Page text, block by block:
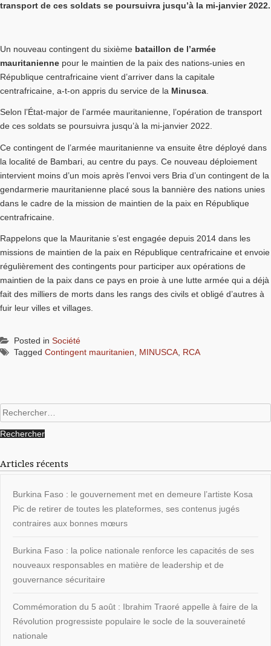
transport de ces soldats se poursuivra jusqu’à la mi-janvier 2022.
Un nouveau contingent du sixième bataillon de l’armée
mauritanienne pour le maintien de la paix des nations-unies en
République centrafricaine vient d’arriver dans la capitale
centrafricaine, a-t-on appris du service de la Minusca
Selon l’État-major de l’armée mauritanienne, l’opération de transport
de ces soldats se poursuivra jusqu’à la mi-janvier 2022.
Ce contingent de l’armée mauritanienne va ensuite être déployé dans
la localité de Bambari, au centre du pays. Ce nouveau déploiement
intervient moins d’un mois après l’envoi vers Bria d’un contingent de la
gendarmerie mauritanienne placé sous la bannière des nations unies
dans le cadre de la mission de maintien de la paix en République
centrafricaine.
Rappelons que la Mauritanie s’est engagée depuis 2014 dans les
missions de maintien de la paix en République centrafricaine et envoie
régulièrement des contingents pour participer aux opérations de
maintien de la paix dans ce pays en proie à une lutte armée qui a déjà
fait des milliers de morts dans les rangs des civils et obligé d’autres à
fuir leur villes et villages.
Posted in Société
Tagged Contingent mauritanien MINUSCA RCA
Rechercher :
Articles récents
Burkina Faso : le gouvernement met en demeure l’artiste Kosa
Pic de retirer de toutes les plateformes, ses contenus jugés
contraires aux bonnes mœurs
Burkina Faso : la police nationale renforce les capacités de ses
nouveaux responsables en matière de leadership et de
gouvernance sécuritaire
Commémoration du 5 août : Ibrahim Traoré appelle à faire de la
Révolution progressiste populaire le socle de la souveraineté
nationale